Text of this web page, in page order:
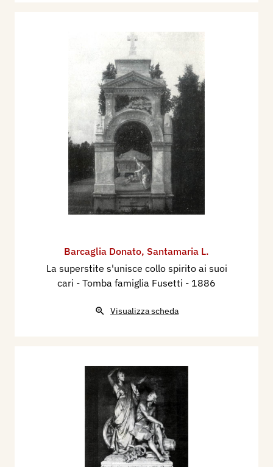
Barcaglia Donato, Santamaria L.
La superstite s'unisce collo spirito ai suoi
cari - Tomba famiglia Fusetti - 1886
Visualizza scheda